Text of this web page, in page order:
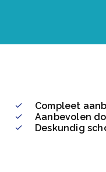
Compleet
Aanbevolen
Deskundig